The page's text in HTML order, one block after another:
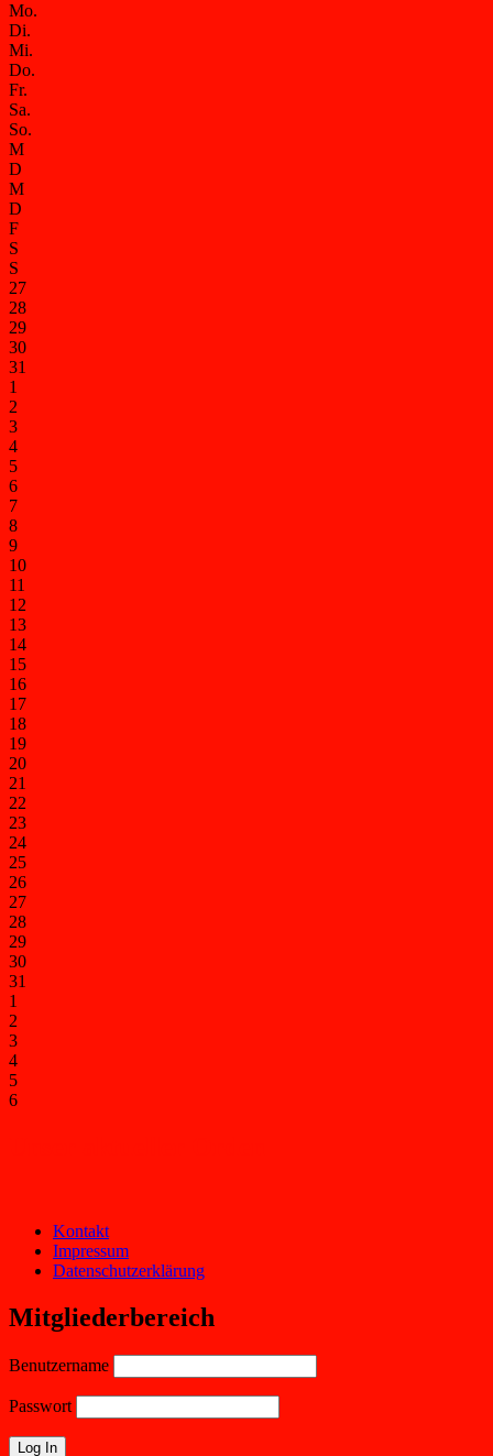
Mo.
Di.
Mi.
Do.
Fr.
Sa.
So.
M
D
M
D
F
S
S
27
28
29
30
31
1
2
3
4
5
6
7
8
9
10
11
12
13
14
15
16
17
18
19
20
21
22
23
24
25
26
27
28
29
30
31
1
2
3
4
5
6
Kontakt
Impressum
Datenschutzerklärung
Mitgliederbereich
Benutzername
Passwort